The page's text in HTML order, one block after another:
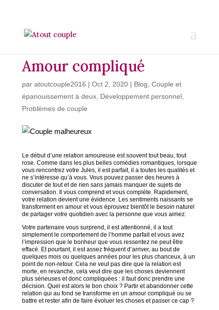
Amour compliqué
par atoutcouple2016 | Oct 2, 2020| Blog Couple et
épanouissement à deux, Développement personnel,
Problèmes de couple
Le début d’une relation amoureuse est souvent tout beau, tout
rose. Comme dans les plus belles comédies romantiques, lorsque
vous rencontrez votre Jules, il est parfait, il a toutes les qualités et
ne s’intéresse qu’à vous. Vous pouvez passer des heures à
discuter de tout et de rien sans jamais manquer de sujets de
conversation. Il vous comprend et vous complète. Rapidement,
votre relation devient une évidence. Les sentiments naissants se
transforment en amour et vous éprouvez bientôt le besoin naturel
de partager votre quotidien avec la personne que vous aimez.
Votre partenaire vous surprend, il est attentionné, il a tout
simplement le comportement de l’homme parfait et vous avez
l’impression que le bonheur que vous ressentez ne peut être
effacé. Et pourtant, il est assez fréquent d’arriver, au bout de
quelques mois ou quelques années pour les plus chanceux, à un
point de non-retour. Cela ne veut pas dire que la relation est
morte, en revanche, cela veut dire que les choses deviennent
plus sérieuses et donc compliquées : il faut donc prendre une
décision. Quel est alors le bon choix ? Partir et abandonner cette
relation qui au fond se transforme en un amour compliqué ou se
battre et rester afin de faire évoluer les choses et passer ce cap ?